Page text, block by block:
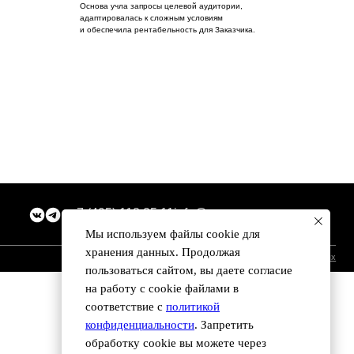
Мы используем файлы сookie для
хранения данных. Продолжая
пользоваться сайтом, вы даете согласие
на работу с cookie файлами в
соответствие с политикой
конфиденциальности. Запретить
обработку cookie вы можете через